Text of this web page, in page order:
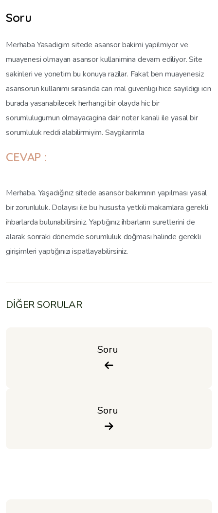
Soru
Merhaba Yasadigim sitede asansor bakimi yapilmiyor ve
muayenesi olmayan asansor kullanimina devam ediliyor. Site
sakinleri ve yonetim bu konuya razilar. Fakat ben muayenesiz
asansorun kullanimi sirasinda can mal guvenligi hice sayildigi icin
burada yasanabilecek herhangi bir olayda hic bir
sorumlulugumun olmayacagina dair noter kanali ile yasal bir
sorumluluk reddi alabilirmiyim. Saygilarimla
CEVAP :
Merhaba. Yaşadığınız sitede asansör bakımının yapılması yasal
bir zorunluluk. Dolayısı ile bu hususta yetkili makamlara gerekli
ihbarlarda bulunabilirsiniz. Yaptığınız ihbarların suretlerini de
alarak sonraki dönemde sorumluluk doğması halinde gerekli
girişimleri yaptığınızı ispatlayabilirsiniz.
DİĞER SORULAR
Soru
Soru